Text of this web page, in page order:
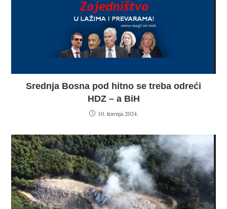
Srednja Bosna pod hitno se treba odreći
HDZ – a BiH
10. travnja 2024.